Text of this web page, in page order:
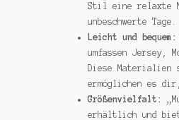
Stil eine relaxte
unbeschwerte Tage.
Leicht und bequem:
umfassen Jersey,
Diese Materialien
ermöglichen es
Größenvielfalt:
erhältlich und